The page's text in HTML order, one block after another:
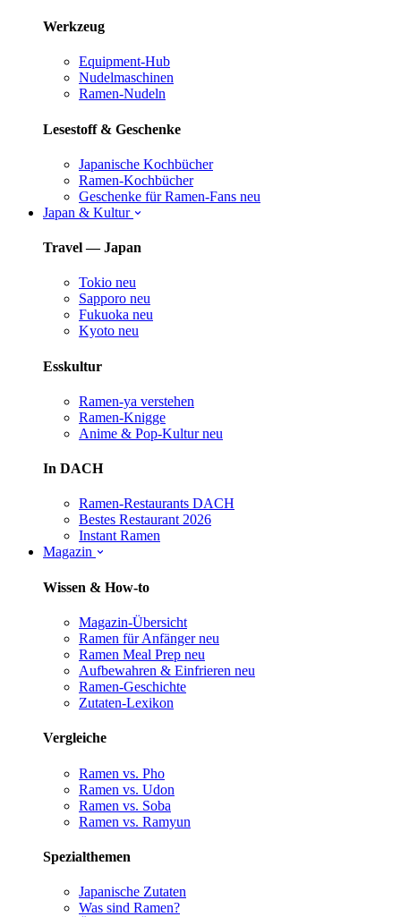
Werkzeug
Equipment-Hub
Nudelmaschinen
Ramen-Nudeln
Lesestoff & Geschenke
Japanische Kochbücher
Ramen-Kochbücher
Geschenke für Ramen-Fans neu
Japan & Kultur
Travel — Japan
Tokio neu
Sapporo neu
Fukuoka neu
Kyoto neu
Esskultur
Ramen-ya verstehen
Ramen-Knigge
Anime & Pop-Kultur neu
In DACH
Ramen-Restaurants DACH
Bestes Restaurant 2026
Instant Ramen
Magazin
Wissen & How-to
Magazin-Übersicht
Ramen für Anfänger neu
Ramen Meal Prep neu
Aufbewahren & Einfrieren neu
Ramen-Geschichte
Zutaten-Lexikon
Vergleiche
Ramen vs. Pho
Ramen vs. Udon
Ramen vs. Soba
Ramen vs. Ramyun
Spezialthemen
Japanische Zutaten
Was sind Ramen?